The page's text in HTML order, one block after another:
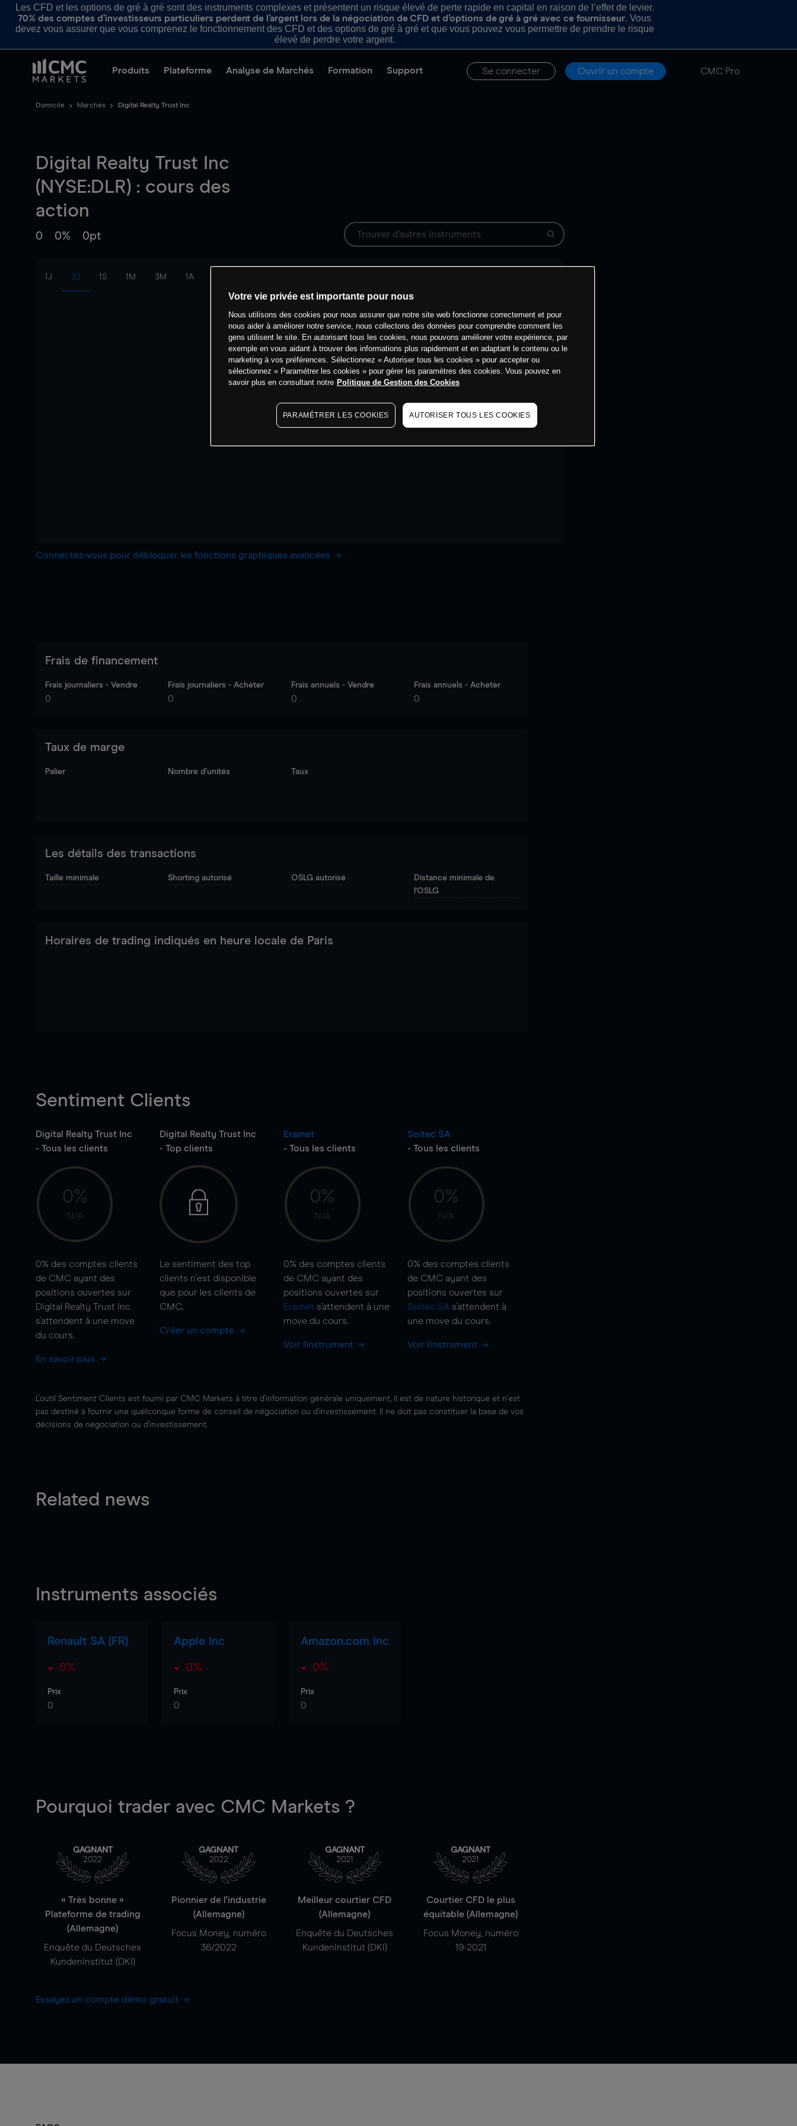
Les CFD et les options de gré à gré sont des instruments complexes et présentent un risque élevé de perte rapide en capital en raison de l’effet de levier.
70% des comptes d’investisseurs particuliers perdent de l’argent lors de la négociation de CFD et d’options de gré à gré avec ce fournisseur. Vous
devez vous assurer que vous comprenez le fonctionnement des CFD et des options de gré à gré et que vous pouvez vous permettre de prendre le risque
élevé de perdre votre argent.
Produits Plateforme Analyse de Marchés Formation Support Se connecter Ouvrir un compte CMC Pro
Domicile Marchés Digital Realty Trust Inc
Digital Realty Trust Inc
(NYSE:DLR) : cours des
action
0 0% 0pt
1J 3J 1S 1M 3M 1A
Connectez-vous pour débloquer les fonctions graphiques avancées
Frais de financement
Frais journaliers - Vendre
0
Frais journaliers - Acheter
0
Frais annuels - Vendre
0
Frais annuels - Acheter
0
Taux de marge
Palier Nombre d’unités Taux
Les détails des transactions
Taille minimale Shorting autorisé OSLG autorisé
Distance minimale de
l'OSLG
Horaires de trading indiqués en heure locale de Paris
Sentiment Clients
Digital Realty Trust Inc
- Tous les clients
0%
N/A
0% des comptes clients
de CMC ayant des
positions ouvertes sur
Digital Realty Trust Inc
s'attendent à une move
du cours.
En savoir plus
Digital Realty Trust Inc
- Top clients
Le sentiment des top
clients n'est disponible
que pour les clients de
CMC.
Créer un compte
Eramet
- Tous les clients
0%
N/A
0% des comptes clients
de CMC ayant des
positions ouvertes sur
Eramet s'attendent à une
move du cours.
Voir l'instrument
Soitec SA
- Tous les clients
0%
N/A
0% des comptes clients
de CMC ayant des
positions ouvertes sur
Soitec SA s'attendent à
une move du cours.
Voir l'instrument
L'outil Sentiment Clients est fourni par CMC Markets à titre d'information générale uniquement, il est de nature historique et n'est
pas destiné à fournir une quelconque forme de conseil de négociation ou d'investissement. Il ne doit pas constituer la base de vos
décisions de négociation ou d'investissement.
Related news
Instruments associés
Renault SA (FR)
0%
Prix
0
Apple Inc
0%
Prix
0
Amazon.com Inc
0%
Prix
0
Pourquoi trader avec CMC Markets ?
GAGNANT
2022
« Très bonne »
Plateforme de trading
(Allemagne)
Enquête du Deutsches
Kundeninstitut (DKI)
GAGNANT
2022
Pionnier de l'industrie
(Allemagne)
Focus Money, numéro
36/2022
GAGNANT
2021
Meilleur courtier CFD
(Allemagne)
Enquête du Deutsches
Kundeninstitut (DKI)
GAGNANT
2021
Courtier CFD le plus
équitable (Allemagne)
Focus Money, numéro
19-2021
Essayez un compte démo gratuit
Votre vie privée est importante pour nous
Nous utilisons des cookies pour nous assurer que notre site web fonctionne correctement et pour
nous aider à améliorer notre service, nous collectons des données pour comprendre comment les
gens utilisent le site. En autorisant tous les cookies, nous pouvons améliorer votre expérience, par
exemple en vous aidant à trouver des informations plus rapidement et en adaptant le contenu ou le
marketing à vos préférences. Sélectionnez « Autoriser tous les cookies » pour accepter ou
sélectionnez « Paramétrer les cookies » pour gérer les paramètres des cookies. Vous pouvez en
savoir plus en consultant notre Politique de Gestion des Cookies
PARAMÉTRER LES COOKIES AUTORISER TOUS LES COOKIES